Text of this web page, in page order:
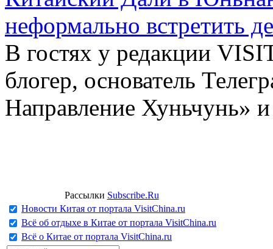
неформально встретить
В гостях у редакции
блогер, основатель
Направление Хуньчунь»
Рассылки Subscribe.Ru
Новости Китая от портала VisitChina.ru
Всё об отдыхе в Китае от портала VisitChina.ru
Всё о Китае от портала VisitChina.ru